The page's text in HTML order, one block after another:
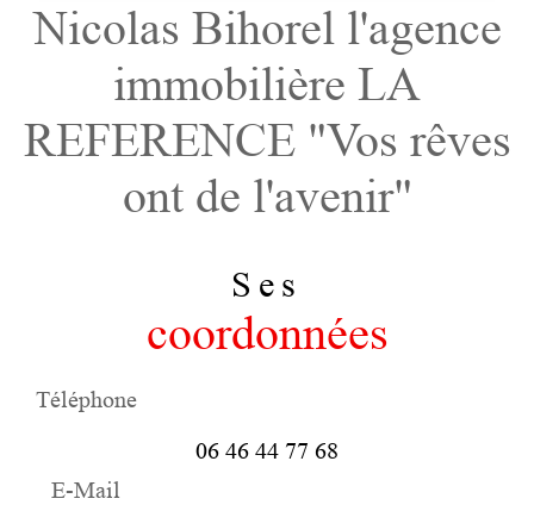
Nicolas Bihorel l'agence
immobilière LA
REFERENCE "Vos rêves
ont de l'avenir"
Ses
coordonnées
Téléphone
06 46 44 77 68
E-Mail